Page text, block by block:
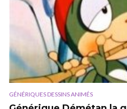
GÉNÉRIQUES DESSINS ANIMÉS